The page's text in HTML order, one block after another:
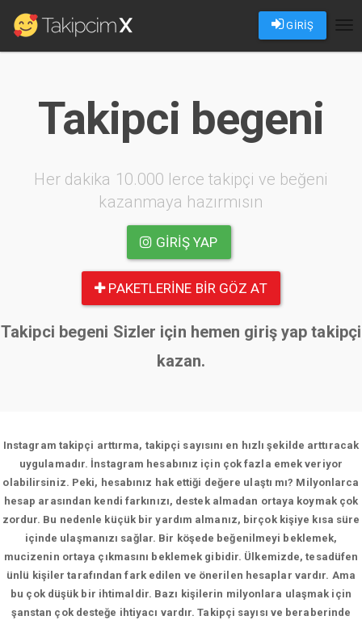
GİRİŞ
Takipci begeni
Her dakika 10.000 lerce takipçi ve beğeni
kazanmaya hazırmısın
GIRIŞ YAP
PAKETLERINE BIR GÖZ AT
Takipci begeni Sizler için hemen giriş yap takipçi
kazan.
Instagram takipçi arttırma, takipçi sayısını en hızlı şekilde arttıracak
uygulamadır. İnstagram hesabınız için çok fazla emek veriyor
olabilirsiniz. Peki, hesabınız hak ettiği değere ulaştı mı? Milyonlarca
hesap arasından kendi farkınızı, destek almadan ortaya koymak çok
zordur. Bu nedenle küçük bir yardım almanız, birçok kişiye kısa süre
içinde ulaşmanızı sağlar. Bir köşede beğenilmeyi beklemek,
mucizenin ortaya çıkmasını beklemek gibidir. Ülkemizde, tesadüfen
ünlü kişiler tarafından fark edilen ve önerilen hesaplar vardır. Ama
bu çok düşük bir ihtimaldir. Bazı kişilerin milyonlara ulaşmak için
şanstan çok desteğe ihtiyacı vardır. Takipçi sayısı ve beraberinde